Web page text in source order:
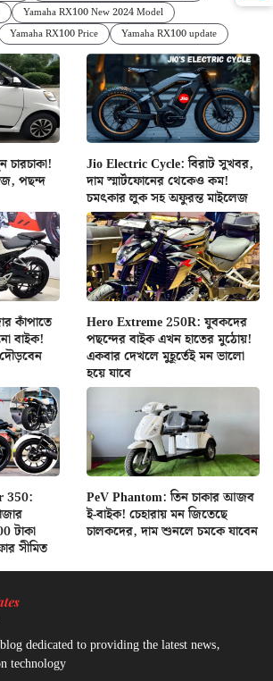
Yamaha RX100 New 2024 Model
Yamaha RX100 Price Yamaha RX100 update
চারচাকা!
পছন্দ
Jio Electric Cycle: বিরাট সুখবর,
দাম স্মার্টফোনের থেকেও কম!
চমৎকার লুক সহ অফুরন্ত মাইলেজ
কাঁপাতে
বাইক!
Hero Extreme 250R: যুবকদের
পছন্দের বাইক এখন হাতের মুঠোয়!
একবার দেখলে মুহূর্তেই মন ভালো
হয়ে যাবে
350:
টাকা
সীমিত
PeV Phantom: তিন চাকার আজব
ই-বাইক! চেহারায় মন জিতেছে
চালকদের, দাম শুনলে চমকে যাবেন
dedicated to providing the latest news,
technology